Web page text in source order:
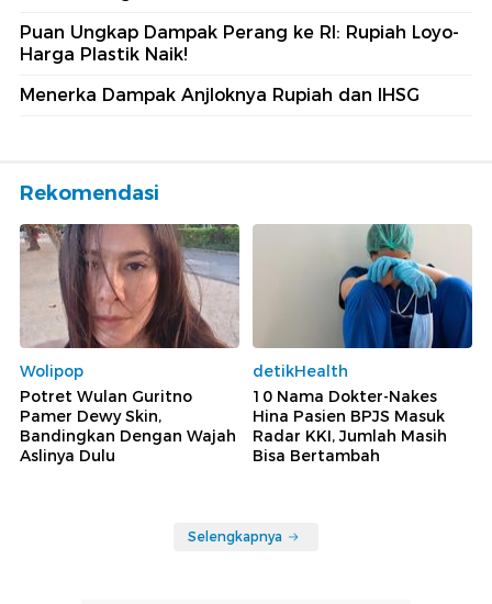
Puan Ungkap Dampak Perang ke RI: Rupiah Loyo-
Harga Plastik Naik!
Menerka Dampak Anjloknya Rupiah dan IHSG
Rekomendasi
Wolipop
Potret Wulan Guritno
Pamer Dewy Skin,
Bandingkan Dengan Wajah
Aslinya Dulu
detikHealth
10 Nama Dokter-Nakes
Hina Pasien BPJS Masuk
Radar KKI, Jumlah Masih
Bisa Bertambah
Selengkapnya